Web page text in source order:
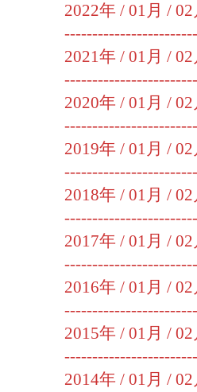
2022年 / 01月 / 02
2021年 / 01月 / 02
2020年 / 01月 / 02
2019年 / 01月 / 02
2018年 / 01月 / 02
2017年 / 01月 / 02
2016年 / 01月 / 02
2015年 / 01月 / 02
2014年 / 01月 / 02